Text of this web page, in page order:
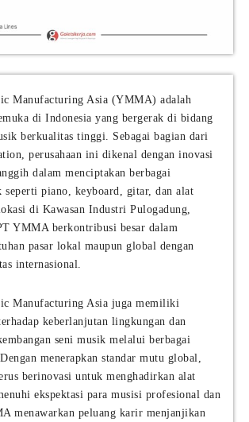
Manufacturing Asia (YMMA) adalah
di Indonesia yang bergerak di bidang
berkualitas tinggi. Sebagai bagian dari
perusahaan ini dikenal dengan inovasi
dalam menciptakan berbagai
seperti piano, keyboard, gitar, dan alat
di Kawasan Industri Pulogadung,
YMMA berkontribusi besar dalam
pasar lokal maupun global dengan
internasional.
Manufacturing Asia juga memiliki
keberlanjutan lingkungan dan
seni musik melalui berbagai
menerapkan standar mutu global,
berinovasi untuk menghadirkan alat
ekspektasi para musisi profesional dan
menawarkan peluang karir menjanjikan